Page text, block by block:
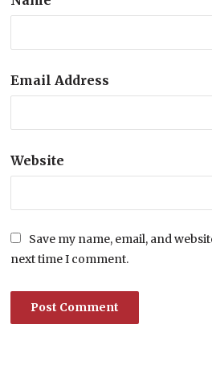
Email Address
Website
Save my name, email, and
next time I comment.